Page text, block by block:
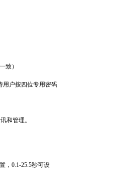
致）
用户按四位专用密码
和管理。
，0.1-25.5秒可设